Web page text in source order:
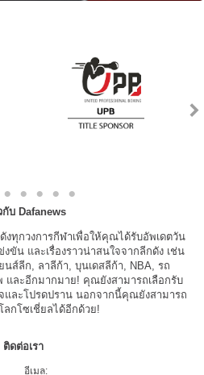
กับ Dafanews
งทุกวงการกีฬาเพื่อให้คุณได้รับอัพเดตวัน
ขัน และเรื่องราวน่าสนใจจากลีกดัง เช่น
ส์ลีก, ลาลีก้า, บุนเดสลีก้า, NBA, รถ
และอีกมากมาย! คุณยังสามารถเลือกรับ
ละโปรดปราน นอกจากนี้คุณยังสามารถ
กโซเชี่ยลได้อีกด้วย!
ติดต่อเรา
อีเมล: